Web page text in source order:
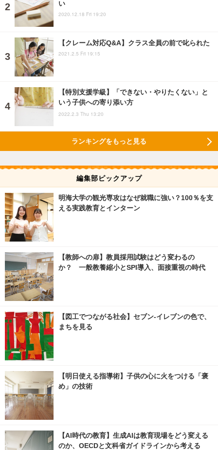
い
2020.12.18 Fri 19:20
【クレーム対応Q&A】クラス全員の前で叱られた
2021.2.5 Fri 19:15
【特別支援学級】「できない・やりたくない」と
いう子供への寄り添い方
2022.2.3 Thu 13:20
ランキングをもっと見る
編集部ピックアップ
明海大学の観光専攻はなぜ就職に強い？100％を支
える実践教育とインターン
【教師への扉】教員採用試験はどう変わるの
か？ 一般教養縮小とSPI導入、面接重視の時代
【図工でつながる社会】セブン‐イレブンの色で、
まちを見る
【明日使える指導術】子供の心に火をつける「褒
め」の技術
【AI時代の教育】生成AIは教育現場をどう変える
のか、OECDと文科省ガイドラインから考える